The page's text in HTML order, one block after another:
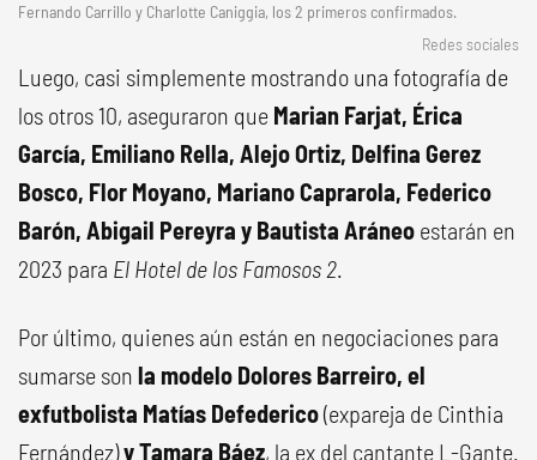
Fernando Carrillo y Charlotte Caniggia, los 2 primeros confirmados.
Redes sociales
Luego, casi simplemente mostrando una fotografía de
los otros 10, aseguraron que Marian Farjat, Érica
García, Emiliano Rella, Alejo Ortiz, Delfina Gerez
Bosco, Flor Moyano, Mariano Caprarola, Federico
Barón, Abigail Pereyra y Bautista Aráneo estarán en
2023 para El Hotel de los Famosos 2.
Por último, quienes aún están en negociaciones para
sumarse son la modelo Dolores Barreiro, el
exfutbolista Matías Defederico(expareja de Cinthia
Fernández)y Tamara Báez, la ex del cantante L-Gante.